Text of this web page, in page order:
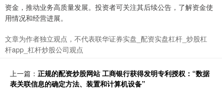
资金，推动业务高质量发展。投资者可关注其后续公告，了解资金使
用情况和经营进展。
文章为作者独立观点，不代表联华证券实盘_配资实盘杠杆_炒股杠
杆app_杠杆炒股公司观点
上一篇： 正规的配资炒股网站 工商银行获得发明专利授权：“数据
表关联信息的确定方法、装置和计算机设备”